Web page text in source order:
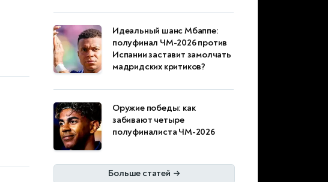
Идеальный шанс Мбаппе:
полуфинал ЧМ-2026 против
Испании заставит замолчать
мадридских критиков?
Оружие победы: как
забивают четыре
полуфиналиста ЧМ-2026
Больше статей →